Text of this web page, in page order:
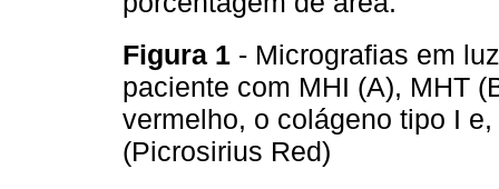
Figura 1 - Micrografias em
paciente com MHI (A), MHT
vermelho, o colágeno tipo I
(Picrosirius Red)